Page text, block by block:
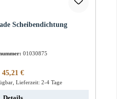
Scheibendichtung
01030875
Regulärer Preis:
45,21 €
Lieferzeit: 2-4 Tage